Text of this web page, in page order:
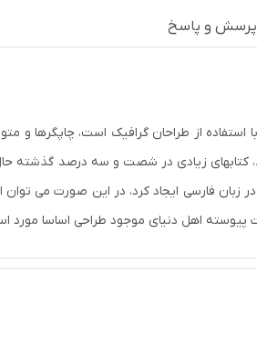
پرسش و پاسخ
استفاده از طراحان گرافیک است، چاپگرها
کتابهای زیادی در شصت و سه درصد گذشته
زبان فارسی ایجاد کرد، در این صورت می
اهل دنیای موجود طراحی اساسا مورد